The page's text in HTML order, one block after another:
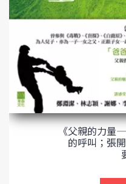
《父親的力
的呼叫；張